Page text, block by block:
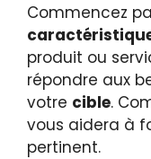
Commencez
produit ou
répondre aux
votre cible.
vous aidera à
pertinent.